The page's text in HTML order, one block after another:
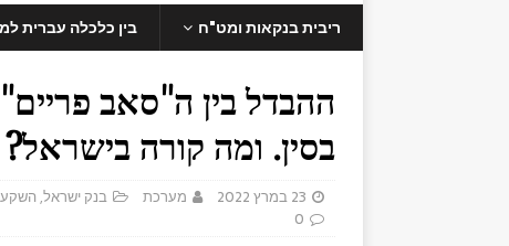
ריבית בנקאות ומט"ח בין כלכלה עברית
ההבדל בין ה"סאב
בסין. ומה קורה בישראל?
23 במרץ 2022 מערכת בנק ישראל,
0